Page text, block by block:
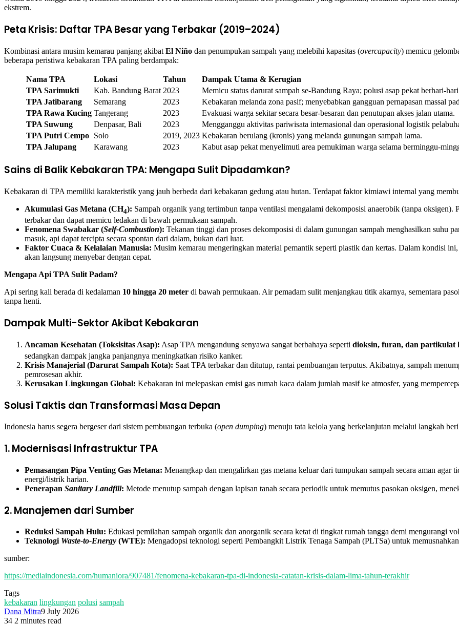
ekstrem.
Peta Krisis: Daftar TPA Besar yang Terbakar (2019–2024)
Kombinasi antara musim kemarau panjang akibat El Niño dan penumpukan sampah yang melebihi kapasitas (overcapacity) memicu
beberapa peristiwa kebakaran TPA paling berdampak:
Nama TPA Lokasi Tahun
Dampak Utama & Kerugian
TPA Sarimukti
Kab. Bandung Barat 2023
Memicu status darurat sampah se-Bandung Raya; polusi asap pekat berhari-
TPA Jatibarang
Semarang 2023
Kebakaran melanda zona pasif; menyebabkan gangguan pernapasan massal
TPA Rawa Kucing Tangerang 2023
Evakuasi warga sekitar secara besar-besaran dan penutupan akses jalan utama.
TPA Suwung
Denpasar, Bali 2023
Mengganggu aktivitas pariwisata internasional dan operasional logistik
TPA Putri Cempo Solo 2019, 2023 Kebakaran berulang (kronis) yang melanda gunungan sampah lama.
TPA Jalupang
Karawang 2023 Kabut asap pekat menyelimuti area pemukiman warga selama berminggu-
Sains di Balik Kebakaran TPA: Mengapa Sulit Dipadamkan?
Kebakaran di TPA memiliki karakteristik yang jauh berbeda dari kebakaran gedung atau hutan. Terdapat faktor kimiawi internal yang
Akumulasi Gas Metana (CH4): Sampah organik yang tertimbun tanpa ventilasi mengalami dekomposisi anaerobik (tanpa oksigen).
terbakar dan dapat memicu ledakan di bawah permukaan sampah.
Fenomena Swabakar (Self-Combustion): Tekanan tinggi dan proses dekomposisi di dalam gunungan sampah menghasilkan suhu
masuk, api dapat tercipta secara spontan dari dalam, bukan dari luar.
Faktor Cuaca & Kelalaian Manusia: Musim kemarau mengeringkan material pemantik seperti plastik dan kertas. Dalam kondisi
akan langsung menyebar dengan cepat.
Mengapa Api TPA Sulit Padam?
Api sering kali berada di kedalaman 10 hingga 20 meter di bawah permukaan. Air pemadam sulit menjangkau titik akarnya, sementara
tanpa henti.
Dampak Multi-Sektor Akibat Kebakaran
Ancaman Kesehatan (Toksisitas Asap): Asap TPA mengandung senyawa sangat berbahaya seperti dioksin, furan, dan partikulat
sedangkan dampak jangka panjangnya meningkatkan risiko kanker.
Krisis Manajerial (Darurat Sampah Kota): Saat TPA terbakar dan ditutup, rantai pembuangan terputus. Akibatnya, sampah
pemrosesan akhir.
Kerusakan Lingkungan Global: Kebakaran ini melepaskan emisi gas rumah kaca dalam jumlah masif ke atmosfer, yang
Solusi Taktis dan Transformasi Masa Depan
Indonesia harus segera bergeser dari sistem pembuangan terbuka (open dumping) menuju tata kelola yang berkelanjutan melalui langkah
1. Modernisasi Infrastruktur TPA
Pemasangan Pipa Venting Gas Metana: Menangkap dan mengalirkan gas metana keluar dari tumpukan sampah secara aman
energi/listrik harian.
Penerapan Sanitary Landfill: Metode menutup sampah dengan lapisan tanah secara periodik untuk memutus pasokan oksigen,
2. Manajemen dari Sumber
Reduksi Sampah Hulu: Edukasi pemilahan sampah organik dan anorganik secara ketat di tingkat rumah tangga demi mengurangi
Teknologi Waste-to-Energy (WTE): Mengadopsi teknologi seperti Pembangkit Listrik Tenaga Sampah (PLTSa) untuk
sumber:
https://mediaindonesia.com/humaniora/907481/fenomena-kebakaran-tpa-di-indonesia-catatan-krisis-dalam-lima-tahun-terakhir
Tags
kebakaran lingkungan polusi sampah
Dana Mitra9 July 2026
34 2 minutes read